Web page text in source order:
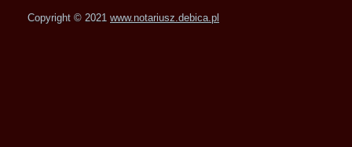
Copyright © 2021 www.notariusz.debica.pl